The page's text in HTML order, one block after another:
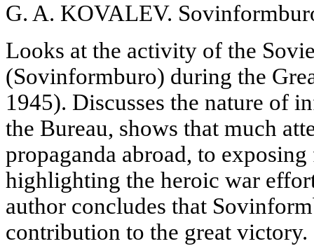
G. A. KOVALEV.
Looks at the activity of the
(Sovinformburo) during the
1945). Discusses the nature of
the Bureau, shows that much
propaganda abroad, to
highlighting the heroic war
author concludes that
contribution to the great victory.